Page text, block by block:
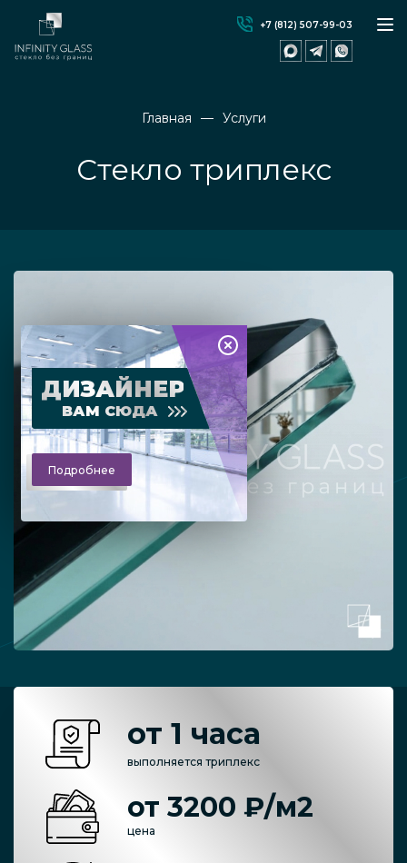
+7 (812) 507-99-03
Главная Услуги
Стекло триплекс
ДИЗАЙНЕР
ВАМ СЮДА
Подробнее
от 1 часа
выполняется триплекс
от 3200 ₽/м2
цена